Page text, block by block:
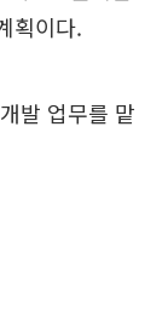
획이다.
발 업무를 맡